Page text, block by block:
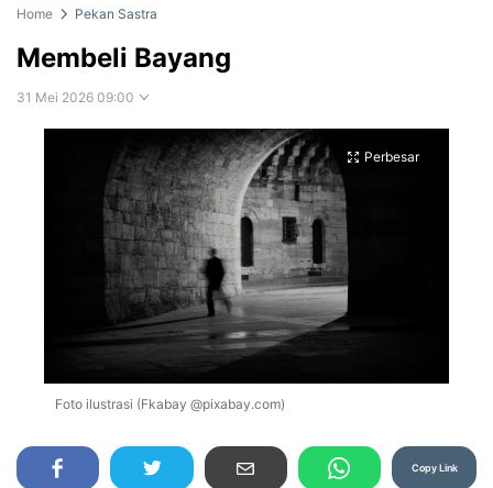
Home Pekan Sastra
Membeli Bayang
31 Mei 2026 09:00
Perbesar
Foto ilustrasi (Fkabay @pixabay.com)
Copy Link